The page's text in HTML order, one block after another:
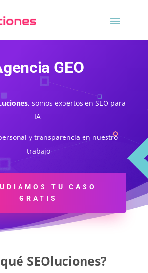
GEO
, somos expertos en SEO para
IA
y transparencia en nuestro
trabajo
TU CASO
GRATIS
SEOluciones?